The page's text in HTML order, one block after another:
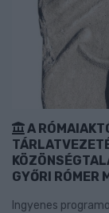
A
GYŐRI RÓMER
Ingyenes